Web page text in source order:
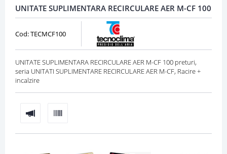
UNITATE SUPLIMENTARA RECIRCULARE AER M-CF 100
Cod: TECMCF100
UNITATE SUPLIMENTARA RECIRCULARE AER M-CF 100 preturi,
seria UNITATI SUPLIMENTARE RECIRCULARE AER M-CF, Racire +
incalzire